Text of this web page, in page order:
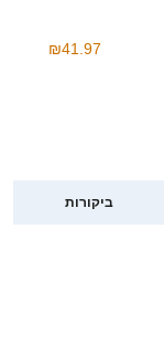
₪41.97
ביקורות